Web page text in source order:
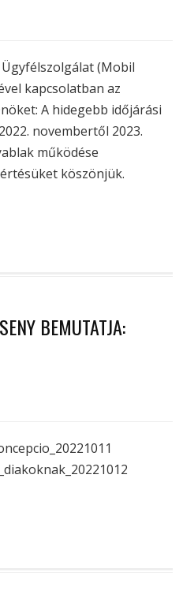
(Mobil
kapcsolatban az
A hidegebb időjárási
novembertől 2023.
működése
köszönjük.
BEMUTATJA: